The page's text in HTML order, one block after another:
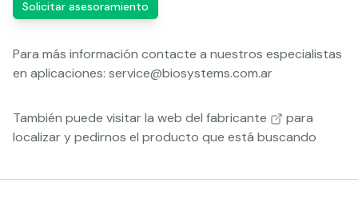
Solicitar asesoramiento
Para más información contacte a nuestros especialistas
en aplicaciones: service@biosystems.com.ar
También puede visitar la web del fabricante
para
localizar y pedirnos el producto que está buscando